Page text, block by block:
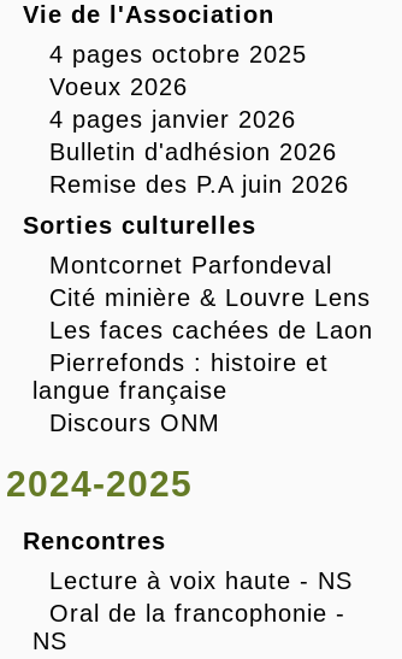
Vie de l'Association
4 pages octobre 2025
Voeux 2026
4 pages janvier 2026
Bulletin d'adhésion 2026
Remise des P.A juin 2026
Sorties culturelles
Montcornet Parfondeval
Cité minière & Louvre Lens
Les faces cachées de Laon
Pierrefonds : histoire et
langue française
Discours ONM
2024-2025
Rencontres
Lecture à voix haute - NS
Oral de la francophonie -
NS